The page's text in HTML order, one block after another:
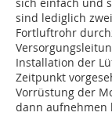
sich einfach und
sind lediglich
Fortluftrohr
Installation der
Zeitpunkt
Vorrüstung der
dann aufnehmen